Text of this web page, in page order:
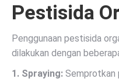
Pestisida
Penggunaan pestisida
dilakukan dengan
1. Spraying: Semprotkan